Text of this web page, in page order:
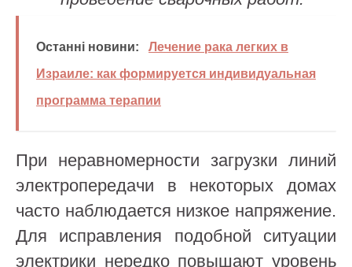
Останні новини:
Лечение рака легких в
Израиле: как формируется индивидуальная
программа терапии
При неравномерности загрузки линий
электропередачи в некоторых домах
часто наблюдается низкое напряжение.
Для исправления подобной ситуации
электрики нередко повышают уровень